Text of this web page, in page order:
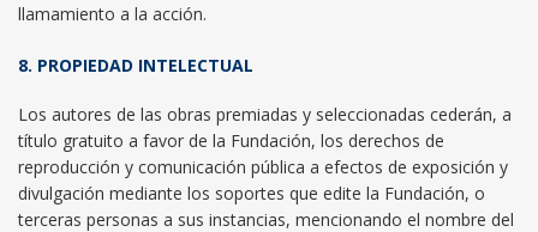
llamamiento a la acción.
8. PROPIEDAD INTELECTUAL
Los autores de las obras premiadas y seleccionadas cederán, a
título gratuito a favor de la Fundación, los derechos de
reproducción y comunicación pública a efectos de exposición y
divulgación mediante los soportes que edite la Fundación, o
terceras personas a sus instancias, mencionando el nombre del